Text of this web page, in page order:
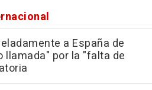
a España de
llamada" por la "falta de